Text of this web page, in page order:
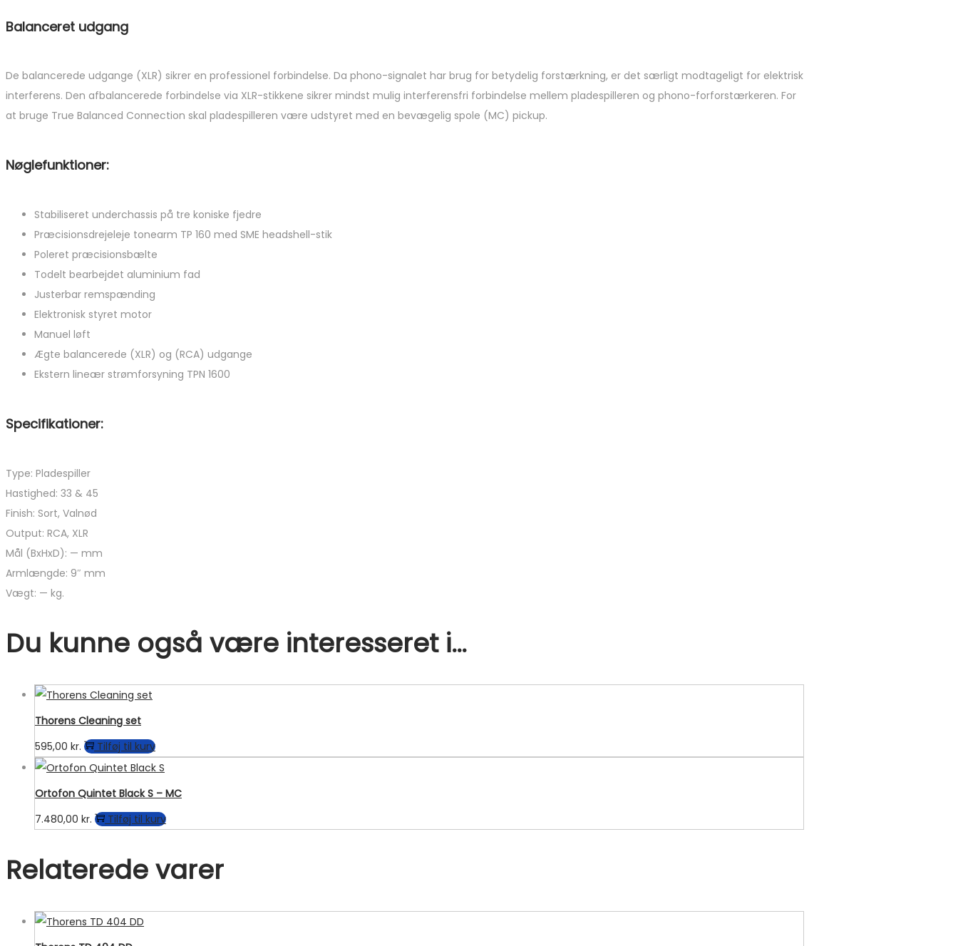
Balanceret udgang
De balancerede udgange (XLR) sikrer en professionel forbindelse. Da phono-signalet har brug for betydelig forstærkning, er det særligt modtageligt for elektrisk
interferens. Den afbalancerede forbindelse via XLR-stikkene sikrer mindst mulig interferensfri forbindelse mellem pladespilleren og phono-forforstærkeren. For
at bruge True Balanced Connection skal pladespilleren være udstyret med en bevægelig spole (MC) pickup.
Nøglefunktioner:
Stabiliseret underchassis på tre koniske fjedre
Præcisionsdrejeleje tonearm TP 160 med SME headshell-stik
Poleret præcisionsbælte
Todelt bearbejdet aluminium fad
Justerbar remspænding
Elektronisk styret motor
Manuel løft
Ægte balancerede (XLR) og (RCA) udgange
Ekstern lineær strømforsyning TPN 1600
Specifikationer:
Type: Pladespiller
Hastighed: 33 & 45
Finish: Sort, Valnød
Output: RCA, XLR
Mål (BxHxD): — mm
Armlængde: 9″ mm
Vægt: — kg.
Du kunne også være interesseret i…
Thorens Cleaning set
595,00 kr. Tilføj til kurv
Ortofon Quintet Black S – MC
7.480,00 kr. Tilføj til kurv
Relaterede varer